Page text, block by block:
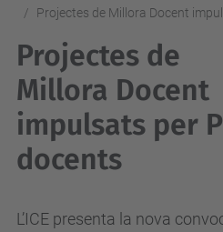
Projectes de Millora Docent
Projectes de
Millora Docent
impulsats per
docents
L’ICE presenta la nova